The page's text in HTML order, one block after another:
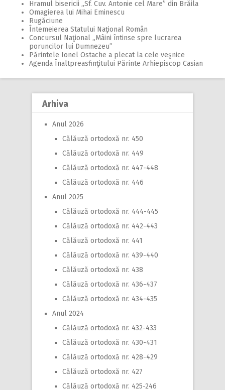
Hramul bisericii ,,Sf. Cuv. Antonie cel Mare” din Brăila
Omagierea lui Mihai Eminescu
Rugăciune
Întemeierea Statului Naţional Român
Concursul Naţional ,,Mâini întinse spre lucrarea
poruncilor lui Dumnezeu”
Părintele Ionel Ostache a plecat la cele veşnice
Agenda Înaltpreasfinţitului Părinte Arhiepiscop Casian
Arhiva
Anul 2026
Călăuză ortodoxă nr. 450
Călăuză ortodoxă nr. 449
Călăuză ortodoxă nr. 447-448
Călăuză ortodoxă nr. 446
Anul 2025
Călăuză ortodoxă nr. 444-445
Călăuză ortodoxă nr. 442-443
Călăuză ortodoxă nr. 441
Călăuză ortodoxă nr. 439-440
Călăuză ortodoxă nr. 438
Călăuză ortodoxă nr. 436-437
Călăuză ortodoxă nr. 434-435
Anul 2024
Călăuză ortodoxă nr. 432-433
Călăuză ortodoxă nr. 430-431
Călăuză ortodoxă nr. 428-429
Călăuză ortodoxă nr. 427
Călăuză ortodoxă nr. 425-246